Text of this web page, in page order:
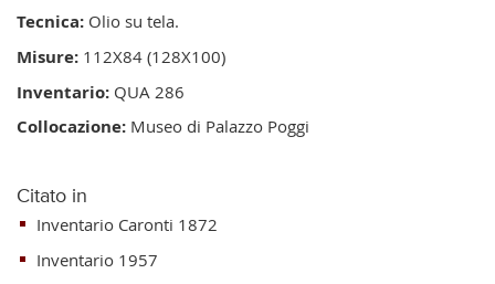
Tecnica:Olio su tela.
Misure:112X84 (128X100)
Inventario:QUA 286
Collocazione:Museo di Palazzo Poggi
Citato in
Inventario Caronti 1872
Inventario 1957